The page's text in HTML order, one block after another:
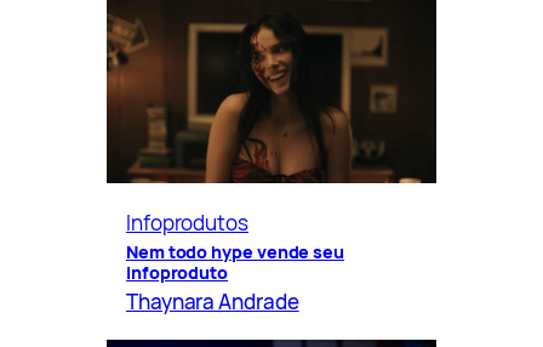
Infoprodutos
Nem todo hype vende seu
infoproduto
Thaynara Andrade